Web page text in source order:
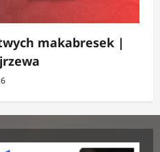
makabresek |